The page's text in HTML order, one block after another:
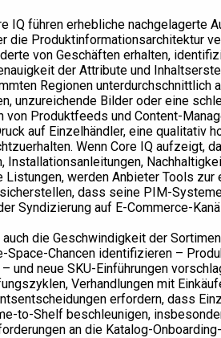
IQ führen erhebliche nachgelagerte
die Produktinformationsarchitektur
von Geschäften erhalten,
der Attribute und
Regionen unterdurchschnittlich
unzureichende Bilder oder eine
von Produktfeeds und Content-
auf Einzelhändler, eine qualitativ
Wenn Core IQ aufzeigt,
Installationsanleitungen,
Listungen, werden Anbieter Tools
dass seine PIM-
Syndizierung auf E-Commerce-
die Geschwindigkeit der
Space-Chancen identifizieren –
und neue SKU-Einführungen
Verhandlungen mit
erfordern, dass
to-Shelf beschleunigen,
an die Katalog-